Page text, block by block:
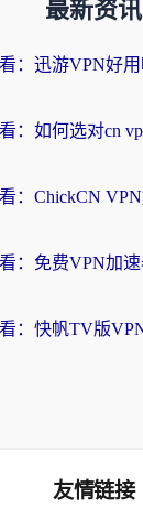
最新资讯
友情链接